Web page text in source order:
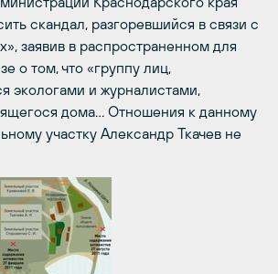
скандал, разгоревшийся в связи с
заявив в распространенном для
о том, что «группу лиц,
экологами и журналистами,
дома… Отношения к данному
участку Александр Ткачев не